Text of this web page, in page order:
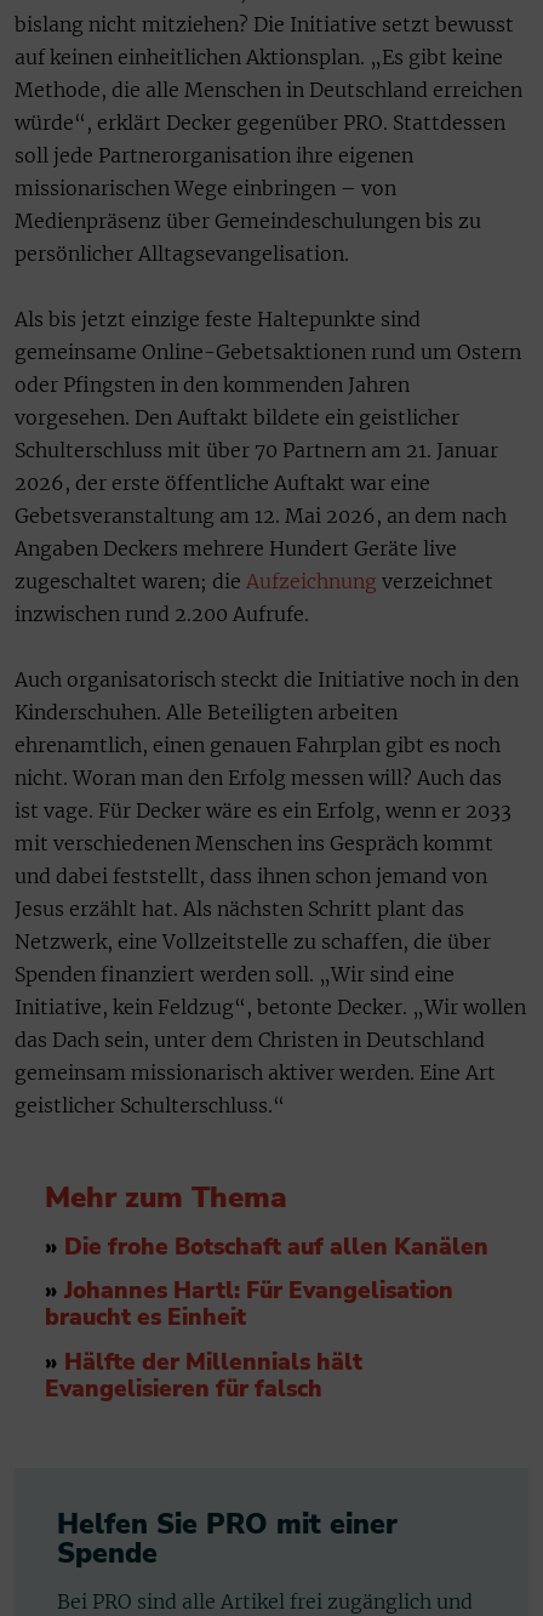
bislang nicht mitziehen? Die Initiative setzt bewusst
auf keinen einheitlichen Aktionsplan. „Es gibt keine
Methode, die alle Menschen in Deutschland erreichen
würde“, erklärt Decker gegenüber PRO. Stattdessen
soll jede Partnerorganisation ihre eigenen
missionarischen Wege einbringen – von
Medienpräsenz über Gemeindeschulungen bis zu
persönlicher Alltagsevangelisation.
Als bis jetzt einzige feste Haltepunkte sind
gemeinsame Online-Gebetsaktionen rund um Ostern
oder Pfingsten in den kommenden Jahren
vorgesehen. Den Auftakt bildete ein geistlicher
Schulterschluss mit über 70 Partnern am 21. Januar
2026, der erste öffentliche Auftakt war eine
Gebetsveranstaltung am 12. Mai 2026, an dem nach
Angaben Deckers mehrere Hundert Geräte live
zugeschaltet waren; die Aufzeichnung verzeichnet
inzwischen rund 2.200 Aufrufe.
Auch organisatorisch steckt die Initiative noch in den
Kinderschuhen. Alle Beteiligten arbeiten
ehrenamtlich, einen genauen Fahrplan gibt es noch
nicht. Woran man den Erfolg messen will? Auch das
ist vage. Für Decker wäre es ein Erfolg, wenn er 2033
mit verschiedenen Menschen ins Gespräch kommt
und dabei feststellt, dass ihnen schon jemand von
Jesus erzählt hat. Als nächsten Schritt plant das
Netzwerk, eine Vollzeitstelle zu schaffen, die über
Spenden finanziert werden soll. „Wir sind eine
Initiative, kein Feldzug“, betonte Decker. „Wir wollen
das Dach sein, unter dem Christen in Deutschland
gemeinsam missionarisch aktiver werden. Eine Art
geistlicher Schulterschluss.“
Mehr zum Thema
» Die frohe Botschaft auf allen Kanälen
» Johannes Hartl: Für Evangelisation
braucht es Einheit
» Hälfte der Millennials hält
Evangelisieren für falsch
Helfen Sie PRO mit einer
Spende
Bei PRO sind alle Artikel frei zugänglich und